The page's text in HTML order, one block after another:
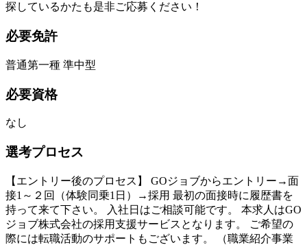
探しているかたも是非ご応募ください！
必要免許
普通第一種 準中型
必要資格
なし
選考プロセス
【エントリー後のプロセス】 GOジョブからエントリー→面
接1～２回（体験同乗1日）→採用 最初の面接時に履歴書を
持って来て下さい。 入社日はご相談可能です。 本求人はGO
ジョブ株式会社の採用支援サービスとなります。 ご希望の
際には転職活動のサポートもございます。 （職業紹介事業